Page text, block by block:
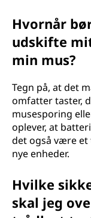
Hvornår
udskifte
min mus?
Tegn på, at det
omfatter taster,
musesporing
oplever, at
det også være et
nye enheder.
Hvilke
skal jeg